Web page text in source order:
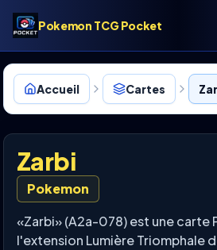
Pokemon TCG Pocket
Accueil Cartes
Zarbi
Pokemon
«Zarbi» (A2a-078) est une carte
l'extension Lumière Triomphale